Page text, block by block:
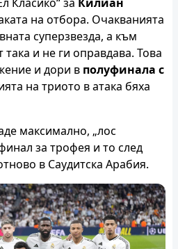
на отбора. Очакванията
суперзвезда, а към
и не ги оправдава. Това
и дори в полуфинала с
на триото в атака бяха
максимално, „лос
за трофея и то след
в Саудитска Арабия.